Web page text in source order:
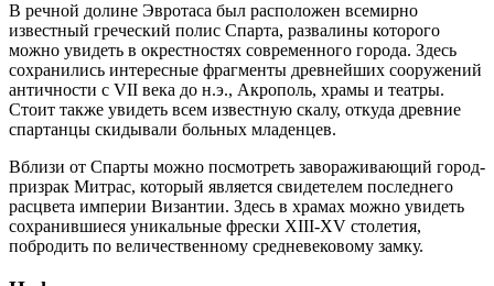
В речной долине Эвротаса был расположен всемирно
известный греческий полис Спарта, развалины которого
можно увидеть в окрестностях современного города. Здесь
сохранились интересные фрагменты древнейших сооружений
античности с VII века до н.э., Акрополь, храмы и театры.
Стоит также увидеть всем известную скалу, откуда древние
спартанцы скидывали больных младенцев.
Вблизи от Спарты можно посмотреть завораживающий город-
призрак Митрас, который является свидетелем последнего
расцвета империи Византии. Здесь в храмах можно увидеть
сохранившиеся уникальные фрески XIII-XV столетия,
побродить по величественному средневековому замку.